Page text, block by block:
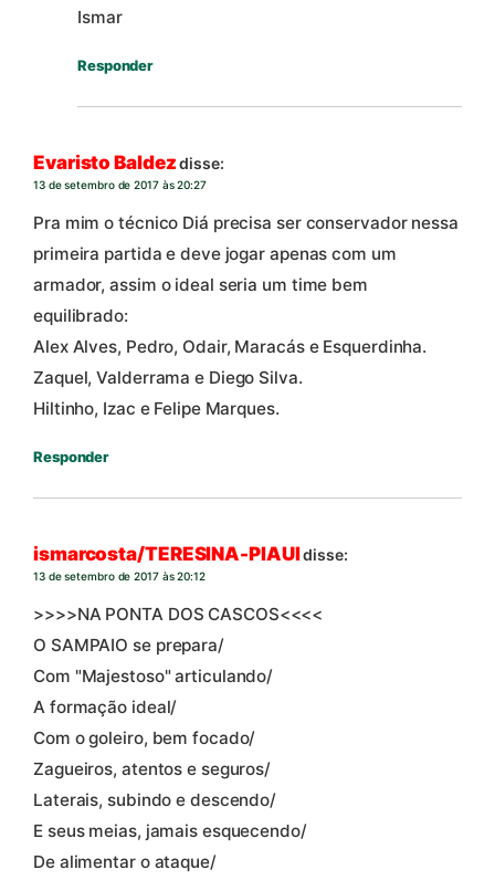
Ismar
Responder
Evaristo Baldez disse:
13 de setembro de 2017 às 20:27
Pra mim o técnico Diá precisa ser conservador nessa
primeira partida e deve jogar apenas com um
armador, assim o ideal seria um time bem
equilibrado:
Alex Alves, Pedro, Odair, Maracás e Esquerdinha.
Zaquel, Valderrama e Diego Silva.
Hiltinho, Izac e Felipe Marques.
Responder
ismarcosta/TERESINA-PIAUIdisse:
13 de setembro de 2017 às 20:12
>>>>NA PONTA DOS CASCOS<<<<
O SAMPAIO se prepara/
Com "Majestoso" articulando/
A formação ideal/
Com o goleiro, bem focado/
Zagueiros, atentos e seguros/
Laterais, subindo e descendo/
E seus meias, jamais esquecendo/
De alimentar o ataque/